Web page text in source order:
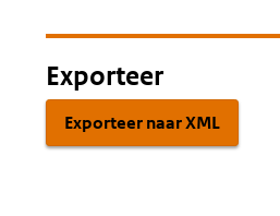
Exporteer
Exporteer naar XML